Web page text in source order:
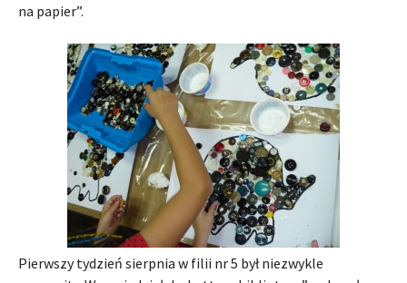
na papier”.
Pierwszy tydzień sierpnia w filii nr 5 był niezwykle